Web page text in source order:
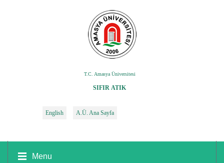
T.C. Amasya Üniversitesi
SIFIR ATIK
English A.Ü. Ana Sayfa
Menu